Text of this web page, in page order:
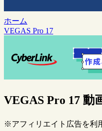
ホーム
VEGAS Pro 17
VEGAS Pro 17 動
※アフィリエイト広告を利